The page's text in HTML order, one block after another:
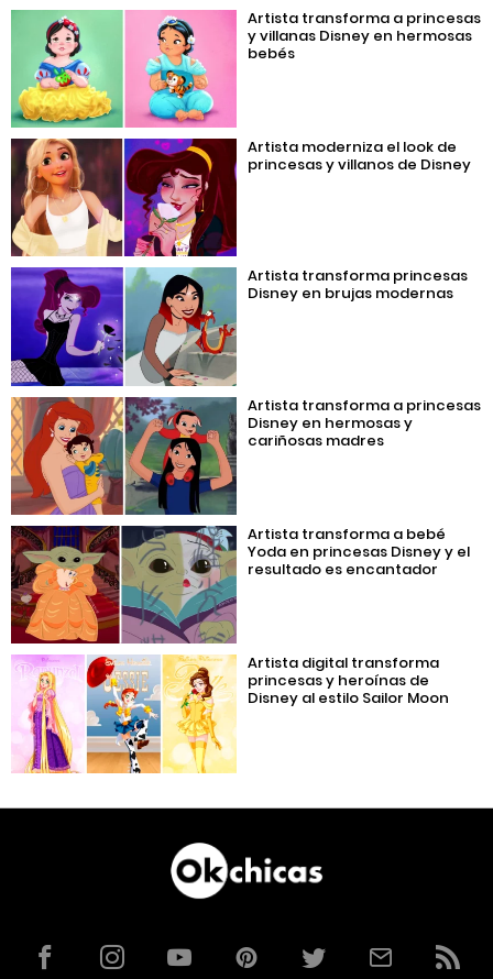
Artista transforma a princesas
y villanas Disney en hermosas
bebés
Artista moderniza el look de
princesas y villanos de Disney
Artista transforma princesas
Disney en brujas modernas
Artista transforma a princesas
Disney en hermosas y
cariñosas madres
Artista transforma a bebé
Yoda en princesas Disney y el
resultado es encantador
Artista digital transforma
princesas y heroínas de
Disney al estilo Sailor Moon
FacebookInstagramYouTubePinterestTwitterCorreoRSS